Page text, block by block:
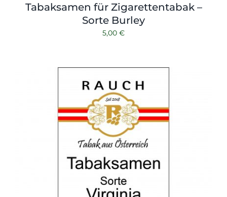
Tabaksamen für Zigarettentabak –
Sorte Burley
5,00 €